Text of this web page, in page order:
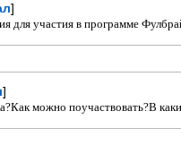
]
для участия в программе
]
можно поучаствовать?В